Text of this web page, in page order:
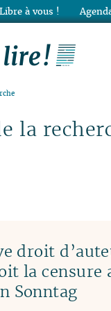
la
droit
la censure
Sonntag
Libre à vous !